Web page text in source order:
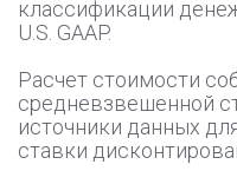
классификации
U.S. GAAP.
Расчет стоимости
средневзвешенной
источники данных
ставки